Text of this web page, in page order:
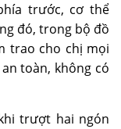
trước, cơ thể
đó, trong bộ đồ
trao cho chị mọi
toàn, không có
trượt hai ngón